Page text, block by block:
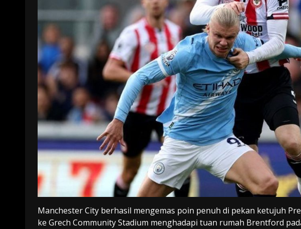
Manchester City berhasil mengemas poin penuh di pekan ketujuh
ke Grech Community Stadium menghadapi tuan rumah Brentford